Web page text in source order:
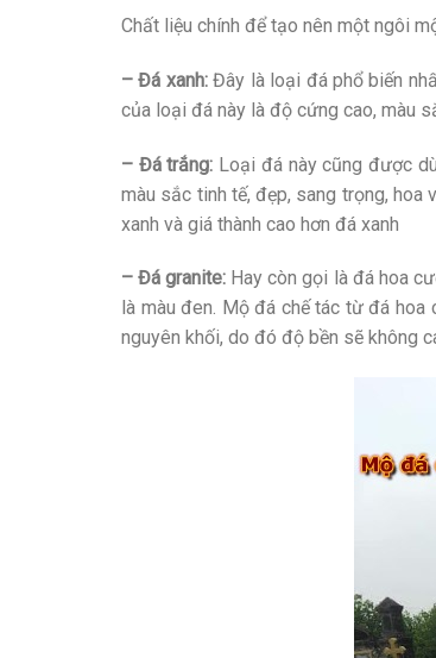
Chất liệu chính để tạo nên một ngôi
– Đá xanh:Đây là loại đá phổ biến
của loại đá này là độ cứng cao, màu
– Đá trắng: Loại đá này cũng được
màu sắc tinh tế, đẹp, sang trọng,
xanh và giá thành cao hơn đá xanh
– Đá granite: Hay còn gọi là đá hoa
là màu đen. Mộ đá chế tác từ đá
nguyên khối, do đó độ bền sẽ không